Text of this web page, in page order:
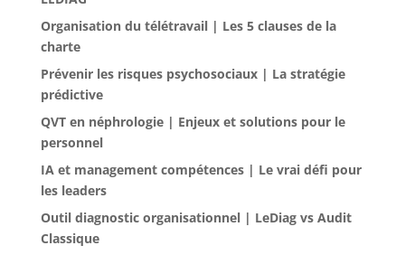
Organisation du télétravail | Les 5 clauses de la
charte
Prévenir les risques psychosociaux | La stratégie
prédictive
QVT en néphrologie | Enjeux et solutions pour le
personnel
IA et management compétences | Le vrai défi pour
les leaders
Outil diagnostic organisationnel | LeDiag vs Audit
Classique